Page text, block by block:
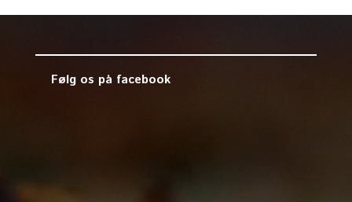
Følg os på facebook